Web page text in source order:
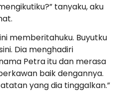
tanyaku, aku
memberitahuku. Buyutku
Dia menghadiri
Petra itu dan merasa
baik dengannya.
yang dia tinggalkan.”